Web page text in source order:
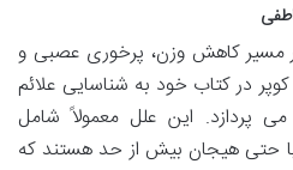
مسیر کاهش وزن، پرخوری عصبی و
در کتاب خود به شناسایی علائم
پردازد. این علل معمولاً شامل
حتی هیجان بیش از حد هستند که